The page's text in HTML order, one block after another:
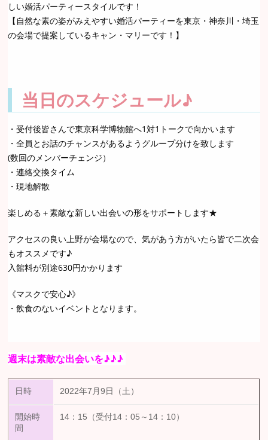
しい婚活パーティースタイルです！
【自然な素の姿がみえやすい婚活パーティーを東京・神奈川・埼玉
の会場で提案しているキャン・マリーです！】
当日のスケジュール♪
・受付後皆さんで東京科学博物館へ1対1トークで向かいます
・全員とお話のチャンスがあるようグループ分けを致します
(数回のメンバーチェンジ）
・連絡交換タイム
・現地解散
楽しめる＋素敵な新しい出会いの形をサポートします★
アクセスの良い上野が会場なので、気があう方がいたら皆で二次会
もオススメです♪
入館料が別途630円かかります
《マスクで安心♪》
・飲食のないイベントとなります。
週末は素敵な出会いを♪♪♪
日時 2022年7月9日（土）
開始時
間
14：15（受付14：05～14：10）